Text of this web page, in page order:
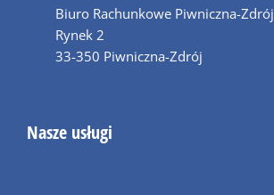
Biuro Rachunkowe Piwniczna-Zdrój
Rynek 2
33-350 Piwniczna-Zdrój
Nasze usługi